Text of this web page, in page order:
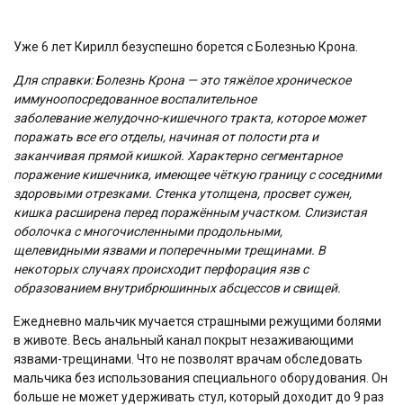
Уже 6 лет Кирилл безуспешно борется с Болезнью Крона.
Для справки: Болезнь Крона — это тяжёлое хроническое
иммуноопосредованное воспалительное
заболевание желудочно-кишечного тракта, которое может
поражать все его отделы, начиная от полости рта и
заканчивая прямой кишкой. Характерно сегментарное
поражение кишечника, имеющее чёткую границу с соседними
здоровыми отрезками. Стенка утолщена, просвет сужен,
кишка расширена перед поражённым участком. Слизистая
оболочка с многочисленными продольными,
щелевидными язвами и поперечными трещинами. В
некоторых случаях происходит перфорация язв с
образованием внутрибрюшинных абсцессов и свищей.
Ежедневно мальчик мучается страшными режущими болями
в животе. Весь анальный канал покрыт незаживающими
язвами-трещинами. Что не позволят врачам обследовать
мальчика без использования специального оборудования. Он
больше не может удерживать стул, который доходит до 9 раз